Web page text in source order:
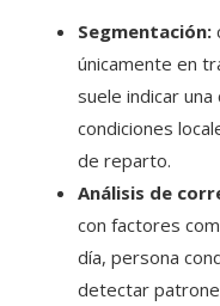
Segmentación:
únicamente en
suele indicar una
condiciones
de reparto.
Análisis de
con factores
día, persona
detectar